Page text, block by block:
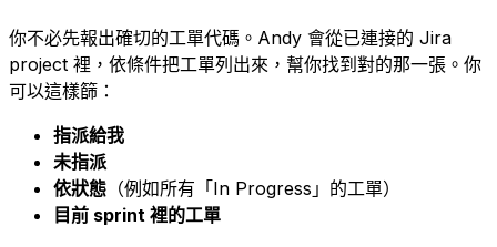
你不必先報出確切的工單代碼。Andy 會從已連接的 Jira
project 裡，依條件把工單列出來，幫你找到對的那一張。你
可以這樣篩：
指派給我
未指派
依狀態 （例如所有「In Progress」的工單）
目前 sprint 裡的工單